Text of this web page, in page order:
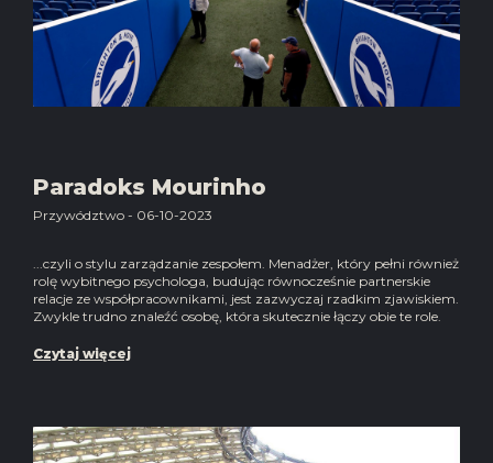
Paradoks Mourinho
Przywództwo - 06-10-2023
...czyli o stylu zarządzanie zespołem. Menadżer, który pełni również
rolę wybitnego psychologa, budując równocześnie partnerskie
relacje ze współpracownikami, jest zazwyczaj rzadkim zjawiskiem.
Zwykle trudno znaleźć osobę, która skutecznie łączy obie te role.
Czytaj więcej